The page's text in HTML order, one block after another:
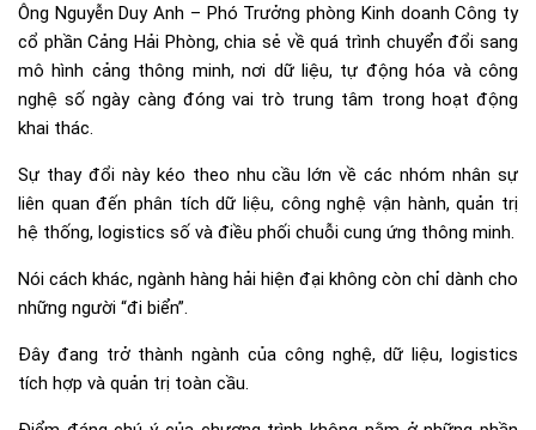
Ông Nguyễn Duy Anh – Phó Trưởng phòng Kinh doanh Công ty
cổ phần Cảng Hải Phòng, chia sẻ về quá trình chuyển đổi sang
mô hình cảng thông minh, nơi dữ liệu, tự động hóa và công
nghệ số ngày càng đóng vai trò trung tâm trong hoạt động
khai thác.
Sự thay đổi này kéo theo nhu cầu lớn về các nhóm nhân sự
liên quan đến phân tích dữ liệu, công nghệ vận hành, quản trị
hệ thống, logistics số và điều phối chuỗi cung ứng thông minh.
Nói cách khác, ngành hàng hải hiện đại không còn chỉ dành cho
những người “đi biển”.
Đây đang trở thành ngành của công nghệ, dữ liệu, logistics
tích hợp và quản trị toàn cầu.